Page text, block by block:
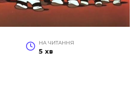
НА ЧИТАННЯ
5 хв